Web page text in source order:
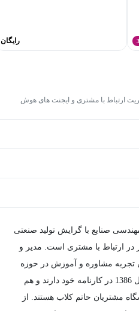
رایگان
ارتباط با مشتری و ایجنت های هوش
صنایع با گرایش تولید صنعتی
شگفت انگیز در ارتباط با مشتری است. مدیر و
مشاوره و آموزش در حوزه
مدیریت ارتباط با مشتری را از سال 1386 در کارنامه خود دارند و هم
مشتریان حاتم کلاب هستند. از